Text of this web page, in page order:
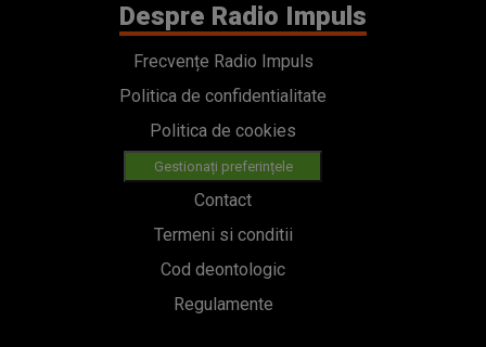
Despre Radio Impuls
Frecvențe Radio Impuls
Politica de confidentialitate
Politica de cookies
Gestionați preferințele
Contact
Termeni si conditii
Cod deontologic
Regulamente